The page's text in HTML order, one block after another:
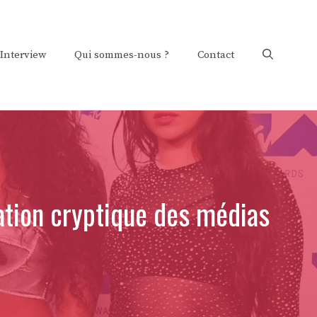
Interview Qui sommes-nous ? Contact
cryptique des médias